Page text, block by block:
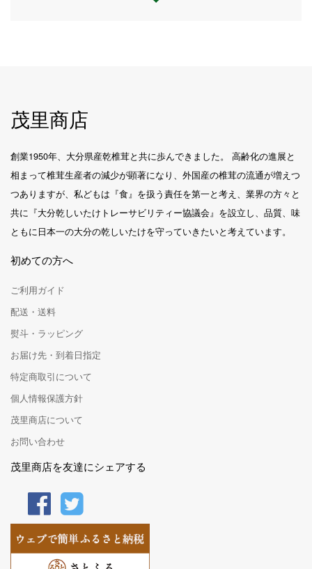
茂里商店
創業1950年、大分県産乾椎茸と共に歩んできました。 高齢化の進展と
相まって椎茸生産者の減少が顕著になり、外国産の椎茸の流通が増えつ
つありますが、私どもは『食』を扱う責任を第一と考え、業界の方々と
共に『大分乾しいたけトレーサビリティー協議会』を設立し、品質、味
ともに日本一の大分の乾しいたけを守っていきたいと考えています。
初めての方へ
ご利用ガイド
配送・送料
熨斗・ラッピング
お届け先・到着日指定
特定商取引について
個人情報保護方針
茂里商店について
お問い合わせ
茂里商店を友達にシェアする